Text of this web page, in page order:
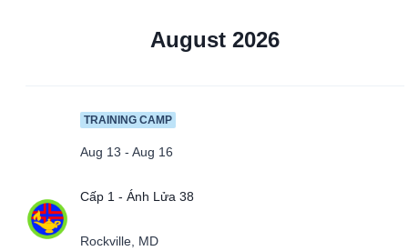
August 2026
TRAINING CAMP
Aug 13 - Aug 16
Cấp 1 - Ánh Lửa 38
Rockville, MD